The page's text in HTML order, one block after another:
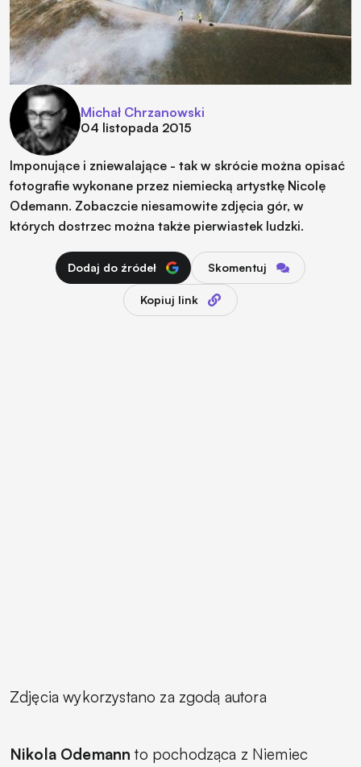
Michał Chrzanowski
04 listopada 2015
Imponujące i zniewalające - tak w skrócie można opisać
fotografie wykonane przez niemiecką artystkę Nicolę
Odemann. Zobaczcie niesamowite zdjęcia gór, w
których dostrzec można także pierwiastek ludzki.
Dodaj do źródeł Skomentuj
Kopiuj link
Zdjęcia wykorzystano za zgodą autora
Nikola Odemann to pochodząca z Niemiec